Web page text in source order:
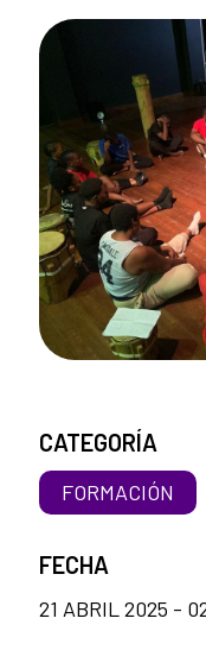
CATEGORÍA
FORMACIÓN
FECHA
21 ABRIL 2025 -